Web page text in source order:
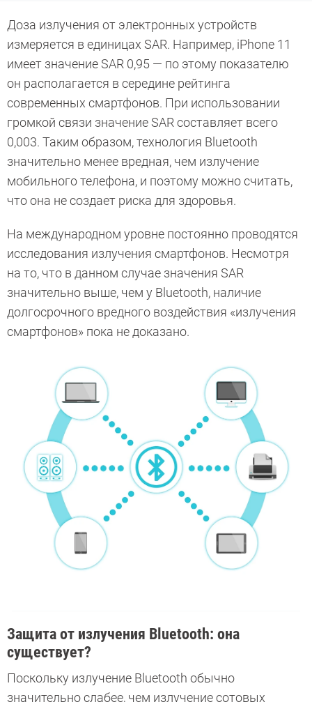
Доза излучения от электронных устройств
измеряется в единицах SAR. Например, iPhone 11
имеет значение SAR 0,95 — по этому показателю
он располагается в середине рейтинга
современных смартфонов. При использовании
громкой связи значение SAR составляет всего
0,003. Таким образом, технология Bluetooth
значительно менее вредная, чем излучение
мобильного телефона, и поэтому можно считать,
что она не создает риска для здоровья.
На международном уровне постоянно проводятся
исследования излучения смартфонов. Несмотря
на то, что в данном случае значения SAR
значительно выше, чем у Bluetooth, наличие
долгосрочного вредного воздействия «излучения
смартфонов» пока не доказано.
Защита от излучения Bluetooth: она
существует?
Поскольку излучение Bluetooth обычно
значительно слабее, чем излучение сотовых